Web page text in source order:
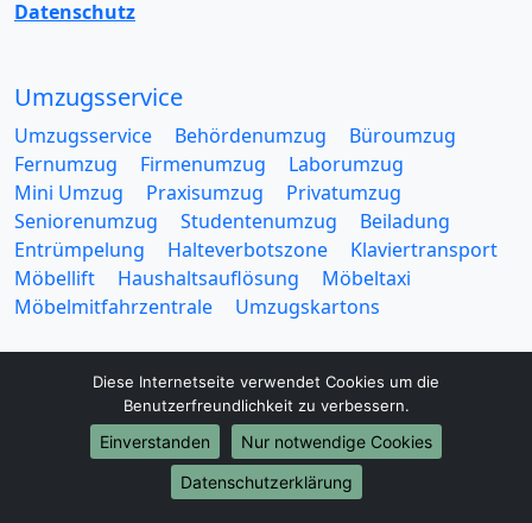
Datenschutz
Umzugsservice
Umzugsservice Behördenumzug
Büroumzug
Fernumzug
Firmenumzug
Laborumzug
Mini Umzug
Praxisumzug
Privatumzug
Seniorenumzug
Studentenumzug
Beiladung
Entrümpelung
Halteverbotszone
Klaviertransport
Möbellift
Haushaltsauflösung
Möbeltaxi
Möbelmitfahrzentrale
Umzugskartons
Europa-Umzüge
Umzug von Villingen Schwenningen nach Belarus
Diese Internetseite verwendet Cookies um die
Benutzerfreundlichkeit zu verbessern.
Einverstanden
Nur notwendige Cookies
Datenschutzerklärung